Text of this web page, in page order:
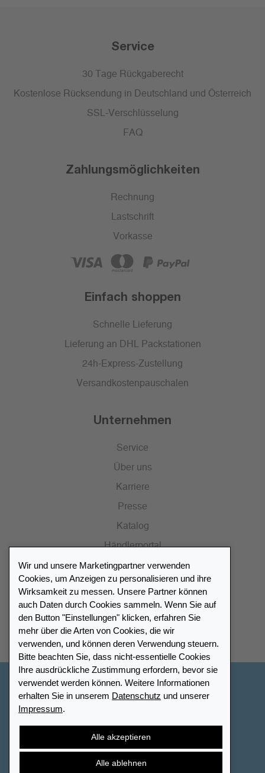
Service
30 Tage Rückgaberecht
Kostenlose Rücksendung in Deutschland und Österreich
SSL-Verschlüsselung
FAQ
Zahlungsmöglichkeiten
Rechnung
Lastschrift
Vorkasse
Einfach shoppen
Schnelle Lieferung
Lieferung an DHL Packstationen
24h-Express-Zustellung
Versandkostenpauschalen
Unternehmen
Service
Über uns
Karriere
Presse
Katalog
Händlerportal
Händlerverzeichnis
Meinen Leuchtturm Händler finden
Wir und unsere Marketingpartner verwenden
Cookies, um Anzeigen zu personalisieren und ihre
Wirksamkeit zu messen. Unsere Partner können
auch Daten durch Cookies sammeln. Wenn Sie auf
den Button "Einstellungen" klicken, erfahren Sie
mehr über die Arten von Cookies, die wir
verwenden, und können deren Verwendung steuern.
Bitte beachten Sie, dass nicht-essentielle Cookies
Ihre ausdrückliche Zustimmung erfordern, bevor sie
verwendet werden können. Weitere Informationen
erhalten Sie in unserem Datenschutz und unserer
Impressum.
Alle akzeptieren
Alle ablehnen
Deutschland
Cookie-Einstellungen
Widerrufsbelehrung Vertrag widerrufen